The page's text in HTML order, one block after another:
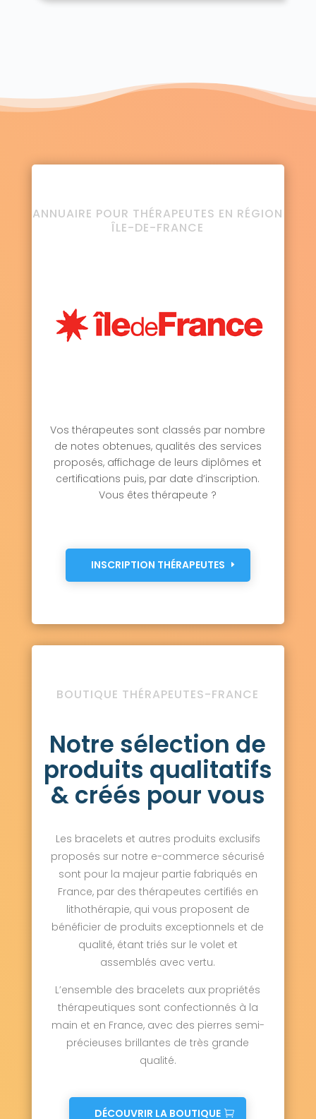
ANNUAIRE POUR THÉRAPEUTES EN RÉGION
ÎLE-DE-FRANCE
Vos thérapeutes sont classés par nombre
de notes obtenues, qualités des services
proposés, affichage de leurs diplômes et
certifications puis, par date d’inscription.
Vous êtes thérapeute ?
INSCRIPTION THÉRAPEUTES
BOUTIQUE THÉRAPEUTES-FRANCE
Notre sélection de
produits qualitatifs
& créés pour vous
Les bracelets et autres produits exclusifs
proposés sur notre e-commerce sécurisé
sont pour la majeur partie fabriqués en
France, par des thérapeutes certifiés en
lithothérapie, qui vous proposent de
bénéficier de produits exceptionnels et de
qualité, étant triés sur le volet et
assemblés avec vertu.
L’ensemble des bracelets aux propriétés
thérapeutiques sont confectionnés à la
main et en France, avec des pierres semi-
précieuses brillantes de très grande
qualité.
DÉCOUVRIR LA BOUTIQUE